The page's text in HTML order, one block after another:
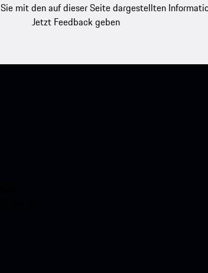
mit den auf dieser Seite dargestellten
Jetzt Feedback geben